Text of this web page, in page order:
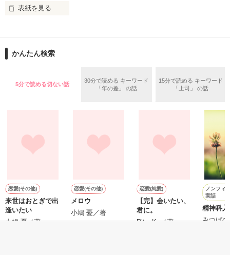
2026.6.5～2026.7.25
＊以前、公開していた話の改稿版です＊
作品を読む
表紙を見る
ションの企画戦略室で働いている。
めた、同期で恋人の石垣守（26）がいるのだが、後輩の姫原由
守と由羅から『便利屋雛子』と馬鹿にされ、一人こっそり泣い
鷹哉『宜しくな、俺の雛子』🦅
雛子『俺の……ひぃ、雛子？！！！』🐥
シゴデキで冷徹な上司が見せる素顔は、なぜか想像以上に甘く
※表紙も作中使用の画像も全てフリー素材です。
※執筆期間2026.6.3〜7.20完結です。
※他サイトさんにて恋愛トレンド1位でした〜良かったら読ん
かんたん検索
5分で読める切ない話
30分で読める キーワード
「年の差」 の話
15分で読める キーワード
「上司」 の話
恋愛(その他)
来世はおとぎで出
逢いたい
小鳩 憂／著
恋愛(その他)
メロウ
小鳩 憂／著
恋愛(純愛)
【完】会いたい、
君に。
RitsuKa／著
ノンフィ
実話
精神科
みつば